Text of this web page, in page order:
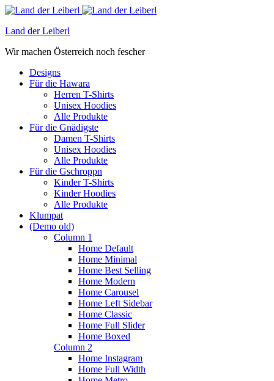
Land der Leiberl
Wir machen Österreich noch fescher
Designs
Für die Hawara
Herren T-Shirts
Unisex Hoodies
Alle Produkte
Für die Gnädigste
Damen T-Shirts
Unisex Hoodies
Alle Produkte
Für die Gschroppn
Kinder T-Shirts
Kinder Hoodies
Alle Produkte
Klumpat
(Demo old)
Column 1
Home Default
Home Minimal
Home Best Selling
Home Modern
Home Carousel
Home Left Sidebar
Home Classic
Home Full Slider
Home Boxed
Column 2
Home Instagram
Home Full Width